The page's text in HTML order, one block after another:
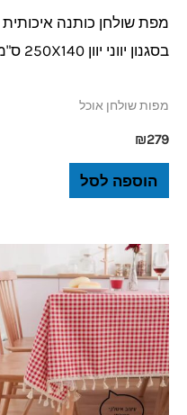
מפת שולחן כותנה איכותית
בסגנון יווני יוון 250X140 ס"מ
מפות שולחן אוכל
₪279
הוספה לסל